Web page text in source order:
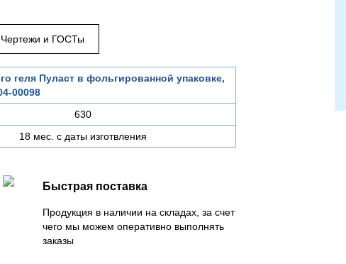
Чертежи и ГОСТы
геля Пуласт в фольгированной упаковке,
00098
630
18 мес. с даты изготвления
Быстрая поставка
Продукция в наличии на складах, за счет
чего мы можем оперативно выполнять
заказы